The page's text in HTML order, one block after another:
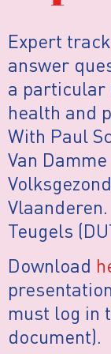
Expert
answer
a particular
health and
With Paul
Van
Teugels
Download
must log in
document).